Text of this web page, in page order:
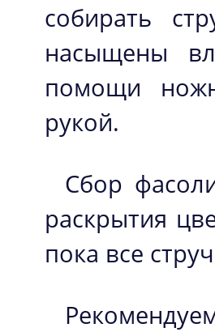
собирать
насыщены
помощи
рукой.
Сбор
раскрытия
пока все